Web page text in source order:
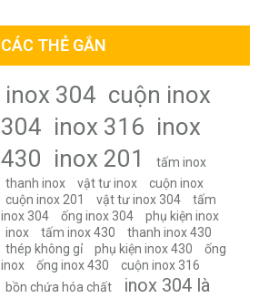
CÁC THẺ GẮN
inox 304 cuộn inox
304 inox 316 inox
430 inox 201
tấm inox
thanh inox
vật tư inox
cuộn inox
cuộn inox 201
vật tư inox 304
tấm
inox 304
ống inox 304
phụ kiện inox
inox
tấm inox 430
thanh inox 430
thép không gỉ
phụ kiện inox 430
ống
inox
ống inox 430
cuộn inox 316
bồn chứa hóa chất
inox 304 là